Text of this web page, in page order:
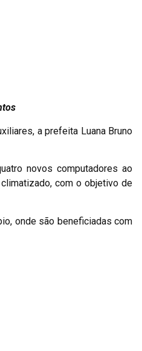
a prefeita Luana Bruno
novos computadores ao
com o objetivo de
onde são beneficiadas com